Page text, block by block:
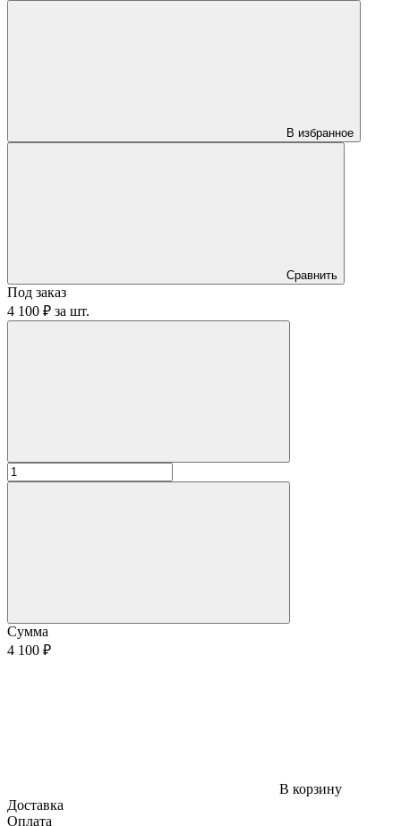
В избранное
Сравнить
Под заказ
4 100 ₽ за шт.
Сумма
4 100 ₽
В корзину
Доставка
Оплата